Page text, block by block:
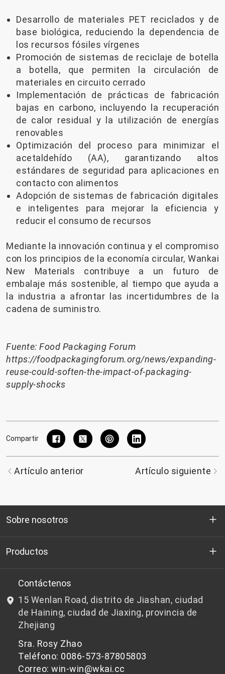
Desarrollo de materiales PET reciclados y de
base biológica, reduciendo la dependencia de
los recursos fósiles vírgenes
Promoción de sistemas de reciclaje de botella
a botella, que permiten la circulación de
materiales en circuito cerrado
Implementación de prácticas de fabricación
bajas en carbono, incluyendo la recuperación
de calor residual y la utilización de energías
renovables
Optimización del proceso para minimizar el
acetaldehído (AA), garantizando altos
estándares de seguridad para aplicaciones en
contacto con alimentos
Adopción de sistemas de fabricación digitales
e inteligentes para mejorar la eficiencia y
reducir el consumo de recursos
Mediante la innovación continua y el compromiso
con los principios de la economía circular, Wankai
New Materials contribuye a un futuro de
embalaje más sostenible, al tiempo que ayuda a
la industria a afrontar las incertidumbres de la
cadena de suministro.
Fuente: Food Packaging Forum
https://foodpackagingforum.org/news/expanding-
reuse-could-soften-the-impact-of-packaging-
supply-shocks
Compartir
Artículo anterior Artículo siguiente
Sobre nosotros
Quienes somos
I+D
Noticias y Eventos
política de privacidad
Productos
Chips de PET aptos para botellas
Chips de PET que no son aptos para botellas
Contáctenos
15 Wenlan Road, distrito de Jiashan, ciudad
de Haining, ciudad de Jiaxing, provincia de
Zhejiang
Sra. Rosy Zhao
Teléfono: 0086-573-87805803
Correo: win-win@wkai.cc